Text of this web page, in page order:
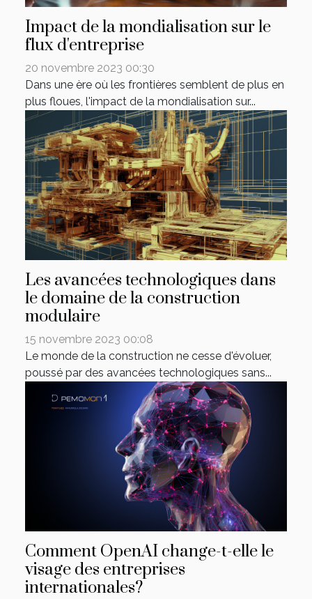
Impact de la mondialisation sur le
flux d'entreprise
20 novembre 2023 00:30
Dans une ère où les frontières semblent de plus en
plus floues, l'impact de la mondialisation sur...
Les avancées technologiques dans
le domaine de la construction
modulaire
15 novembre 2023 00:08
Le monde de la construction ne cesse d'évoluer,
poussé par des avancées technologiques sans...
Comment OpenAI change-t-elle le
visage des entreprises
internationales?